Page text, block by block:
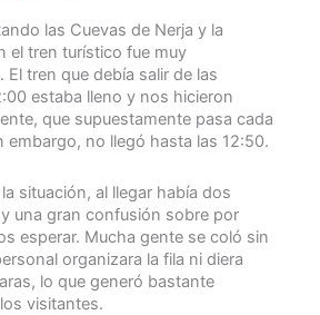
las Cuevas de Nerja y la
el tren turístico fue muy
El tren que debía salir de las
estaba lleno y nos hicieron
que supuestamente pasa cada
embargo, no llegó hasta las 12:50.
situación, al llegar había dos
una gran confusión sobre por
esperar. Mucha gente se coló sin
organizara la fila ni diera
lo que generó bastante
visitantes.